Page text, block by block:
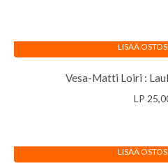
Vesa-Matti Loiri :
LP
LISÄÄ
LISÄÄ